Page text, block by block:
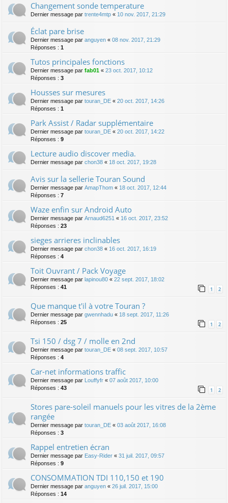
Changement sonde temperature
Dernier message par trente4mtp « 10 nov. 2017, 21:29
Éclat pare brise
Dernier message par anguyen « 08 nov. 2017, 21:29
Réponses : 1
Tutos principales fonctions
Dernier message par fab01 « 23 oct. 2017, 10:12
Réponses : 3
Housses sur mesures
Dernier message par touran_DE « 20 oct. 2017, 14:26
Réponses : 1
Park Assist / Radar supplémentaire
Dernier message par touran_DE « 20 oct. 2017, 14:22
Réponses : 9
Lecture audio discover media.
Dernier message par chon38 « 18 oct. 2017, 19:28
Avis sur la sellerie Touran Sound
Dernier message par AmapThom « 18 oct. 2017, 12:44
Réponses : 7
Waze enfin sur Android Auto
Dernier message par Arnaud6251 « 16 oct. 2017, 23:52
Réponses : 23
sieges arrieres inclinables
Dernier message par chon38 « 16 oct. 2017, 16:19
Réponses : 4
Toit Ouvrant / Pack Voyage
Dernier message par lapinou80 « 22 sept. 2017, 18:02
Réponses : 41 1 2
Que manque t'il à votre Touran ?
Dernier message par gwennhadu « 18 sept. 2017, 11:26
Réponses : 25 1 2
Tsi 150 / dsg 7 / molle en 2nd
Dernier message par touran_DE « 08 sept. 2017, 10:57
Réponses : 4
Car-net informations traffic
Dernier message par Louffyfr « 07 août 2017, 10:00
Réponses : 43 1 2
Stores pare-soleil manuels pour les vitres de la 2ème
rangée
Dernier message par touran_DE « 03 août 2017, 16:08
Réponses : 3
Rappel entretien écran
Dernier message par Easy-Rider « 31 juil. 2017, 09:57
Réponses : 9
CONSOMMATION TDI 110,150 et 190
Dernier message par anguyen « 26 juil. 2017, 15:00
Réponses : 14